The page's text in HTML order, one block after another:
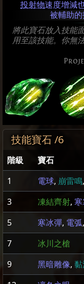
投射物速度增減
被輔助
將此寶石放入技能
用至該技能。你無
技能寶石 /6
階級
寶石
1
電球, 崩雷鳴,
3
凍結齊射,
5
寒冰彈, 電弧,
7
冰川之槍
9
黑暗雕像,